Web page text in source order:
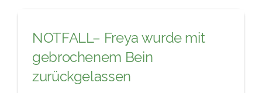
NOTFALL– Freya wurde mit
gebrochenem Bein
zurückgelassen